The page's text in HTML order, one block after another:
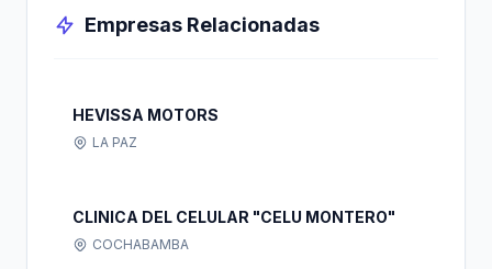
Empresas Relacionadas
HEVISSA MOTORS
LA PAZ
CLINICA DEL CELULAR "CELU MONTERO"
COCHABAMBA